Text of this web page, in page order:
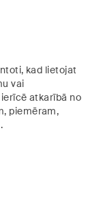
kad lietojat
vai
atkarībā no
piemēram,